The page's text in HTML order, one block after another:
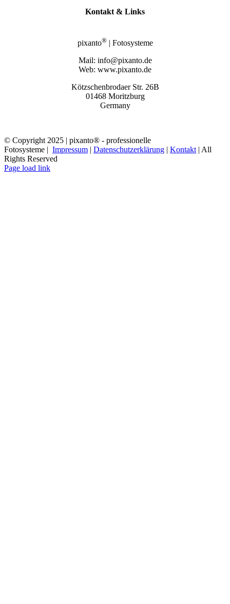
Kontakt & Links
pixanto®| Fotosysteme
Mail: info@pixanto.de
Web: www.pixanto.de
Kötzschenbrodaer Str. 26B
01468 Moritzburg
Germany
© Copyright 2025 | pixanto® - professionelle
Fotosysteme | Impressum | Datenschutzerklärung | Kontakt | All
Rights Reserved
Page load link